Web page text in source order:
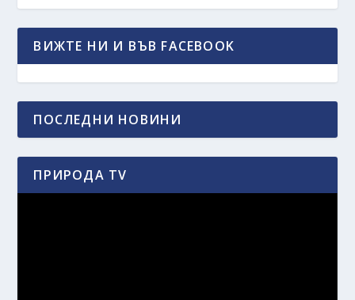
ВИЖТЕ НИ И ВЪВ FACEBOOK
ПОСЛЕДНИ НОВИНИ
ПРИРОДА TV